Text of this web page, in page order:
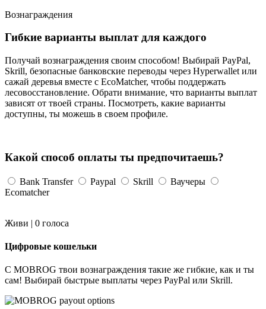
Вознаграждения
Гибкие варианты выплат для каждого
Получай вознаграждения своим способом! Выбирай PayPal,
Skrill, безопасные банковские переводы через Hyperwallet или
сажай деревья вместе с EcoMatcher, чтобы поддержать
лесовосстановление. Обрати внимание, что варианты выплат
зависят от твоей страны. Посмотреть, какие варианты
доступны, ты можешь в своем профиле.
Какой способ оплаты ты предпочитаешь?
Bank Transfer Paypal Skrill
Ваучеры
Ecomatcher
Живи | 0 голоса
Цифровые кошельки
С MOBROG твои вознаграждения такие же гибкие, как и ты
сам! Выбирай быстрые выплаты через PayPal или Skrill.